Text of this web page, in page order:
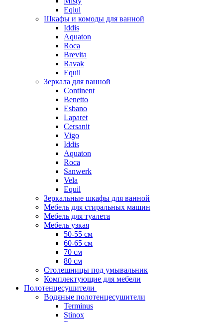
Eqiul
Шкафы и комоды для ванной
Iddis
Aquaton
Roca
Brevita
Ravak
Equil
Зеркала для ванной
Continent
Benetto
Esbano
Laparet
Cersanit
Vigo
Iddis
Aquaton
Roca
Sanwerk
Vela
Equil
Зеркальные шкафы для ванной
Мебель для стиральных машин
Мебель для туалета
Мебель узкая
50-55 см
60-65 см
70 см
80 см
Столешницы под умывальник
Комплектующие для мебели
Полотенцесушители
Водяные полотенцесушители
Terminus
Stinox